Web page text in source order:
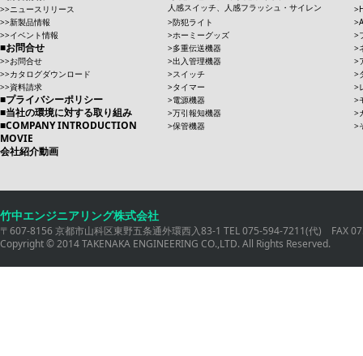
ニュースリリース
新製品情報
イベント情報
お問合せ
お問合せ
カタログダウンロード
資料請求
プライバシーポリシー
当社の環境に対する取り組み
COMPANY INTRODUCTION
MOVIE
会社紹介動画
人感スイッチ、人感フラッシュ・サイレン
防犯ライト
ホーミーグッズ
多重伝送機器
出入管理機器
スイッチ
タイマー
電源機器
万引報知機器
保管機器
竹中エンジニアリング株式会社
〒607-8156 京都市山科区東野五条通外環西入83-1 TEL 075-594-7211(代) FAX
Copyright © 2014 TAKENAKA ENGINEERING CO.,LTD. All Rights Reserved.